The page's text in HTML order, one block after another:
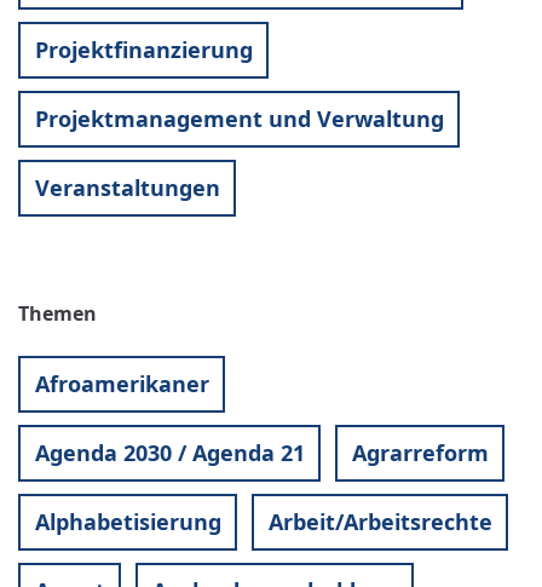
Projektfinanzierung
Projektmanagement und Verwaltung
Veranstaltungen
Themen
Afroamerikaner
Agenda 2030 / Agenda 21 Agrarreform
Alphabetisierung Arbeit/Arbeitsrechte